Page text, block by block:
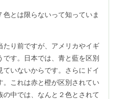
とは限らないって知っていま
り前ですが、アメリカやイギ
です。日本では、青と藍を区別
ていないからです。さらにドイ
。これは赤と橙が区別されてい
中では、なんと２色とされて